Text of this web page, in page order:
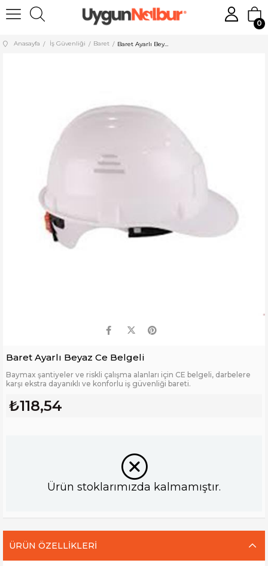
0
Anasayfa İş Güvenliği Baret Baret Ayarlı Beyaz Ce Belgeli
Baret Ayarlı Beyaz Ce Belgeli
Baymax şantiyeler ve riskli çalışma alanları için CE belgeli, darbelere
karşı ekstra dayanıklı ve konforlu iş güvenliği bareti.
₺118,54
Ürün stoklarımızda kalmamıştır.
ÜRÜN ÖZELLIKLERI